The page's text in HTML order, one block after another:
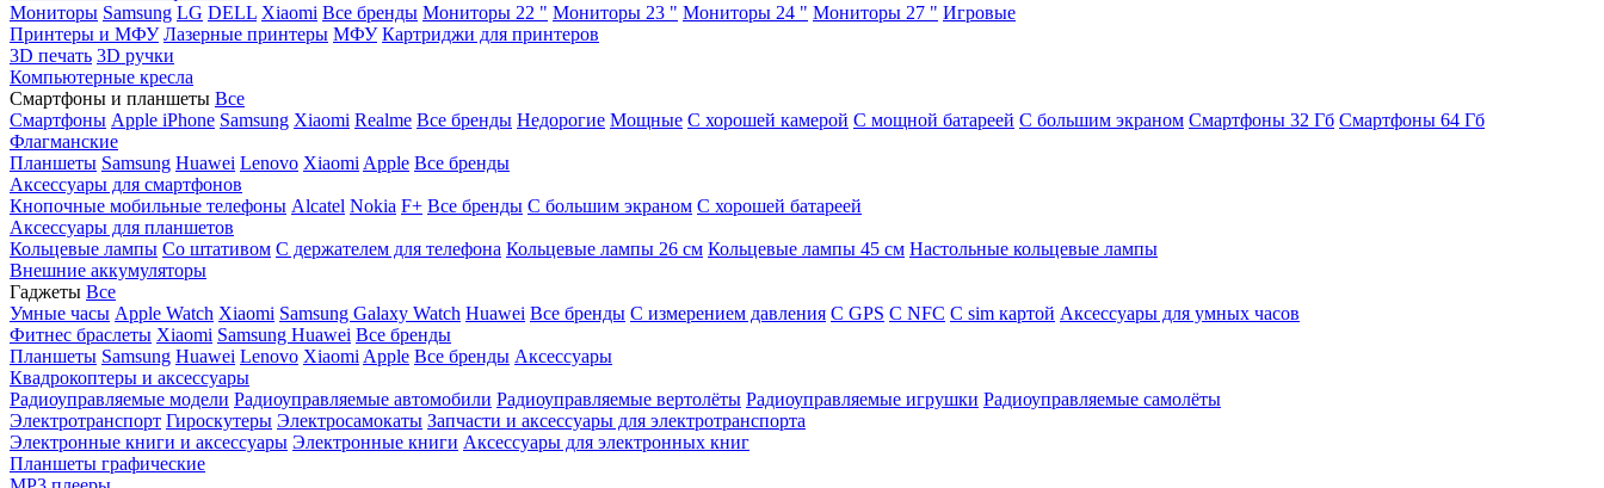
Мониторы Samsung LG DELL Xiaomi Все бренды Мониторы 22 " Мониторы 23 " Мониторы 24 " Мониторы 27 " Игровые
Принтеры и МФУ Лазерные принтеры МФУ Картриджи для принтеров
3D печать 3D ручки
Компьютерные кресла
Смартфоны и планшеты Все
Смартфоны Apple iPhone Samsung Xiaomi Realme Все бренды Недорогие Мощные С хорошей камерой С мощной батареей С большим экраном Смартфоны 32 Гб Смартфоны 64 Гб
Флагманские
Планшеты Samsung Huawei Lenovo Xiaomi Apple Все бренды
Аксессуары для смартфонов
Кнопочные мобильные телефоны Alcatel Nokia F+ Все бренды С большим экраном С хорошей батареей
Аксессуары для планшетов
Кольцевые лампы Со штативом C держателем для телефона Кольцевые лампы 26 см Кольцевые лампы 45 см Настольные кольцевые лампы
Внешние аккумуляторы
Гаджеты Все
Умные часы Apple Watch Xiaomi Samsung Galaxy Watch Huawei Все бренды C измерением давления C GPS C NFC C sim картой Аксессуары для умных часов
Фитнес браслеты Xiaomi Samsung Huawei Все бренды
Планшеты Samsung Huawei Lenovo Xiaomi Apple Все бренды Аксессуары
Квадрокоптеры и аксессуары
Радиоуправляемые модели Радиоуправляемые автомобили Радиоуправляемые вертолёты Радиоуправляемые игрушки Радиоуправляемые самолёты
Электротранспорт Гироскутеры Электросамокаты Запчасти и аксессуары для электротранспорта
Электронные книги и аксессуары Электронные книги Аксессуары для электронных книг
Планшеты графические